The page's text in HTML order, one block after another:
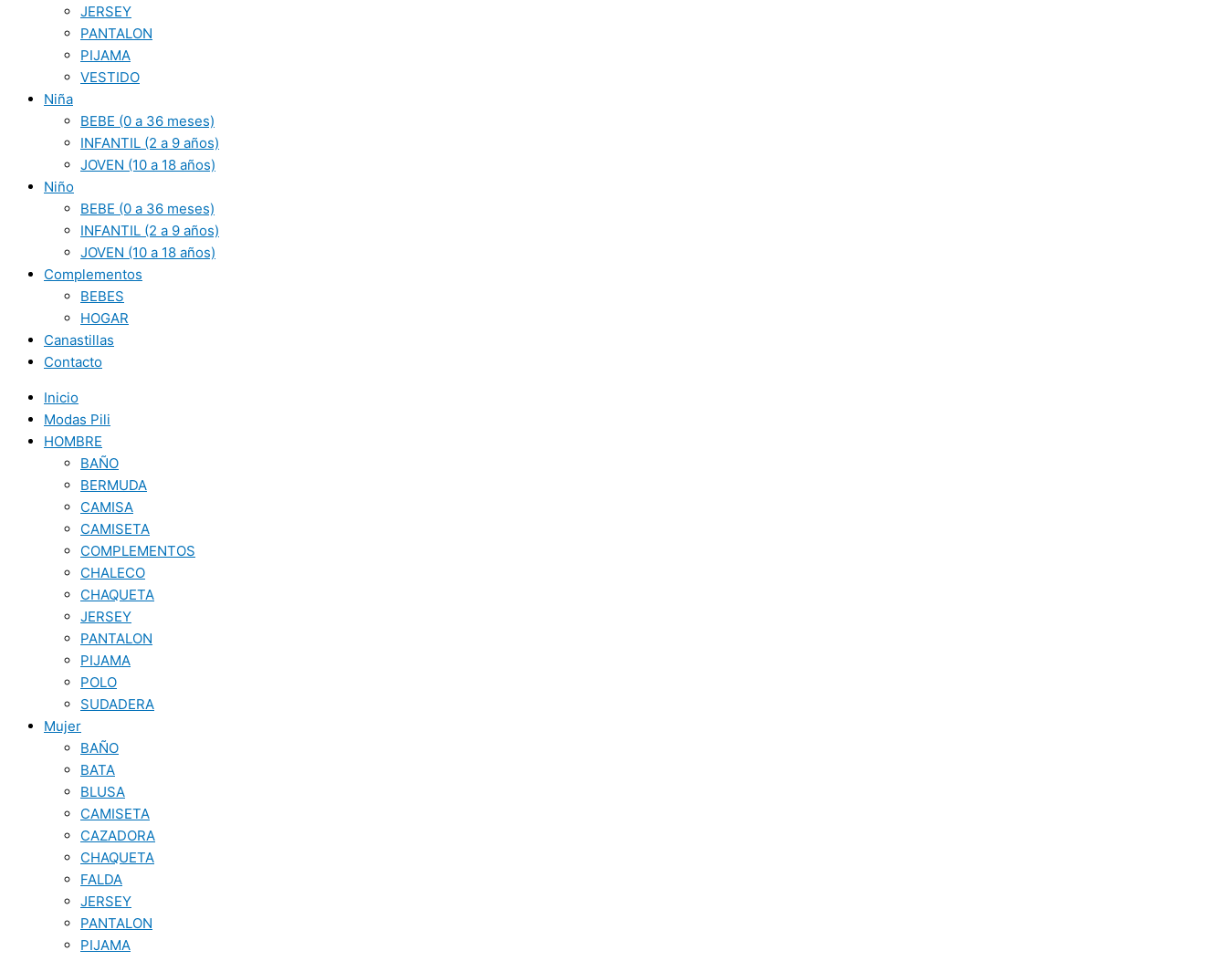
JERSEY
PANTALON
PIJAMA
VESTIDO
Niña
BEBE (0 a 36 meses)
INFANTIL (2 a 9 años)
JOVEN (10 a 18 años)
Niño
BEBE (0 a 36 meses)
INFANTIL (2 a 9 años)
JOVEN (10 a 18 años)
Complementos
BEBES
HOGAR
Canastillas
Contacto
Inicio
Modas Pili
HOMBRE
BAÑO
BERMUDA
CAMISA
CAMISETA
COMPLEMENTOS
CHALECO
CHAQUETA
JERSEY
PANTALON
PIJAMA
POLO
SUDADERA
Mujer
BAÑO
BATA
BLUSA
CAMISETA
CAZADORA
CHAQUETA
FALDA
JERSEY
PANTALON
PIJAMA